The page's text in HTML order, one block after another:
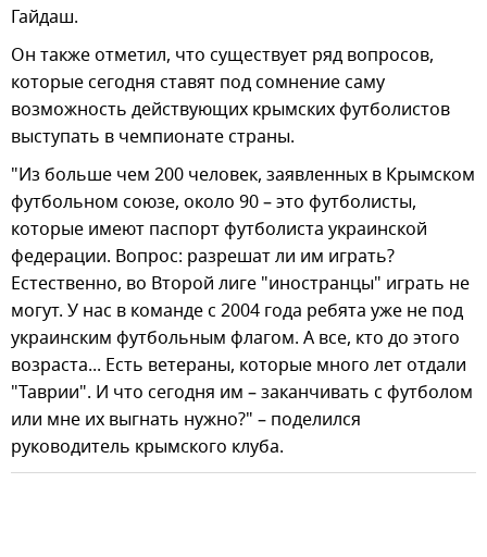
Гайдаш.
Он также отметил, что существует ряд вопросов,
которые сегодня ставят под сомнение саму
возможность действующих крымских футболистов
выступать в чемпионате страны.
"Из больше чем 200 человек, заявленных в Крымском
футбольном союзе, около 90 – это футболисты,
которые имеют паспорт футболиста украинской
федерации. Вопрос: разрешат ли им играть?
Естественно, во Второй лиге "иностранцы" играть не
могут. У нас в команде с 2004 года ребята уже не под
украинским футбольным флагом. А все, кто до этого
возраста... Есть ветераны, которые много лет отдали
"Таврии". И что сегодня им – заканчивать с футболом
или мне их выгнать нужно?" – поделился
руководитель крымского клуба.